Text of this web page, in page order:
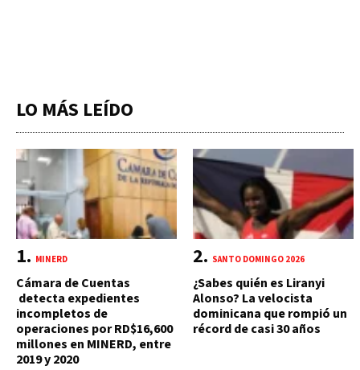
LO MÁS LEÍDO
MINERD
Cámara de Cuentas
detecta expedientes
incompletos de
operaciones por RD$16,600
millones en MINERD, entre
2019 y 2020
SANTO DOMINGO 2026
¿Sabes quién es Liranyi
Alonso? La velocista
dominicana que rompió un
récord de casi 30 años